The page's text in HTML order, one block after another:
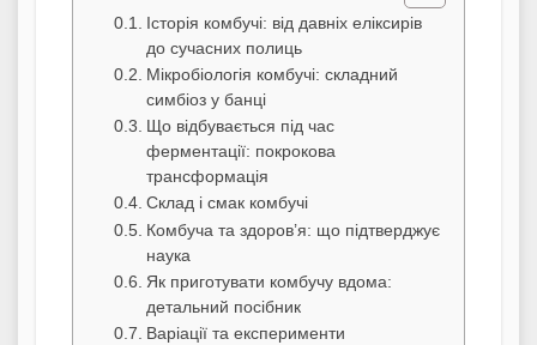
Історія комбучі: від давніх еліксирів
до сучасних полиць
Мікробіологія комбучі: складний
симбіоз у банці
Що відбувається під час
ферментації: покрокова
трансформація
Склад і смак комбучі
Комбуча та здоров’я: що підтверджує
наука
Як приготувати комбучу вдома:
детальний посібник
Варіації та експерименти